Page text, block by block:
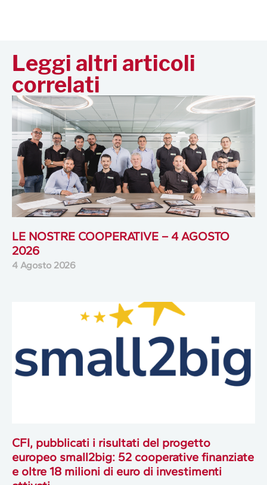
Leggi altri articoli
correlati
LE NOSTRE COOPERATIVE – 4 AGOSTO
2026
4 Agosto 2026
CFI, pubblicati i risultati del progetto
europeo small2big: 52 cooperative finanziate
e oltre 18 milioni di euro di investimenti